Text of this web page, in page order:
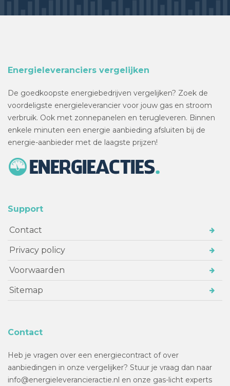
Energieleveranciers vergelijken
De goedkoopste energiebedrijven vergelijken? Zoek de
voordeligste energieleverancier voor jouw gas en stroom
verbruik. Ook met zonnepanelen en terugleveren. Binnen
enkele minuten een energie aanbieding afsluiten bij de
energie-aanbieder met de laagste prijzen!
Support
Contact
Privacy policy
Voorwaarden
Sitemap
Contact
Heb je vragen over een energiecontract of over
aanbiedingen in onze vergelijker? Stuur je vraag dan naar
info@energieleverancieractie.nl en onze gas-licht experts